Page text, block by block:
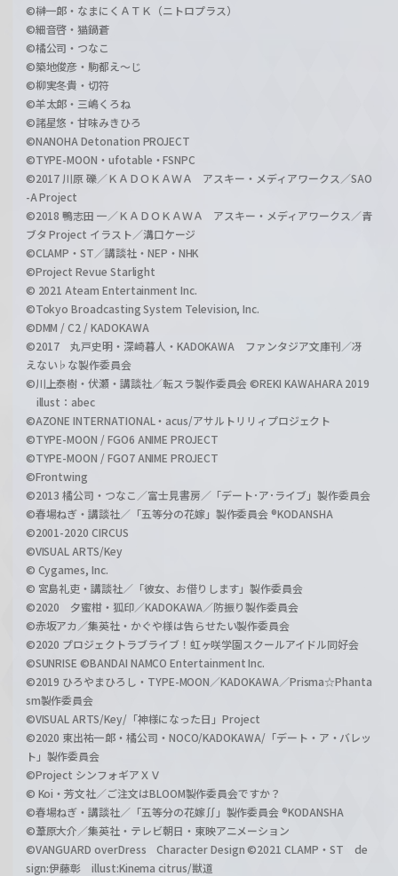
©榊一郎・なまにくＡＴＫ（ニトロプラス）
©細音啓・猫鍋蒼
©橘公司・つなこ
©築地俊彦・駒都え～じ
©柳実冬貴・切符
©羊太郎・三嶋くろね
©諸星悠・甘味みきひろ
©NANOHA Detonation PROJECT
©TYPE-MOON・ufotable・FSNPC
©2017 川原 礫／ＫＡＤＯＫＡＷＡ アスキー・メディアワークス／SAO
-A Project
©2018 鴨志田 一／ＫＡＤＯＫＡＷＡ アスキー・メディアワークス／青
ブタ Project イラスト／溝口ケージ
©CLAMP・ST／講談社・NEP・NHK
©Project Revue Starlight
© 2021 Ateam Entertainment Inc.
©Tokyo Broadcasting System Television, Inc.
©DMM / C2 / KADOKAWA
©2017 丸戸史明・深崎暮人・KADOKAWA ファンタジア文庫刊／冴
えない♭な製作委員会
©川上泰樹・伏瀬・講談社／転スラ製作委員会 ©REKI KAWAHARA 2019
illust：abec
©AZONE INTERNATIONAL・acus/アサルトリリィプロジェクト
©TYPE-MOON / FGO6 ANIME PROJECT
©TYPE-MOON / FGO7 ANIME PROJECT
©Frontwing
©2013 橘公司・つなこ／富士見書房／「デート･ア･ライブ」製作委員会
©春場ねぎ・講談社／「五等分の花嫁」製作委員会 ®KODANSHA
©2001-2020 CIRCUS
©VISUAL ARTS/Key
© Cygames, Inc.
© 宮島礼吏・講談社／「彼女、お借りします」製作委員会
©2020 夕蜜柑・狐印／KADOKAWA／防振り製作委員会
©赤坂アカ／集英社・かぐや様は告らせたい製作委員会
©2020 プロジェクトラブライブ！虹ヶ咲学園スクールアイドル同好会
©SUNRISE ©BANDAI NAMCO Entertainment Inc.
©2019 ひろやまひろし・TYPE-MOON／KADOKAWA／Prisma☆Phanta
sm製作委員会
©VISUAL ARTS/Key/「神様になった日」Project
©2020 東出祐一郎・橘公司・NOCO/KADOKAWA/「デート・ア・バレッ
ト」製作委員会
©Project シンフォギアＸＶ
© Koi・芳文社／ご注文はBLOOM製作委員会ですか？
©春場ねぎ・講談社／「五等分の花嫁∬」製作委員会 ®KODANSHA
©葦原大介／集英社・テレビ朝日・東映アニメーション
©VANGUARD overDress Character Design ©2021 CLAMP・ST de
sign:伊藤彰 illust:Kinema citrus/獣道